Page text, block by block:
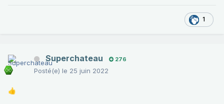
1
Superchateau 276
Posté(e) le 25 juin 2022
👍